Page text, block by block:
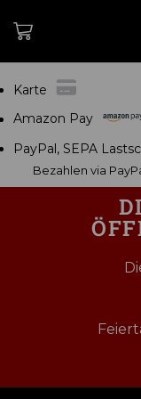
Karte
Amazon Pay
PayPal, SEPA
Bezahlen via